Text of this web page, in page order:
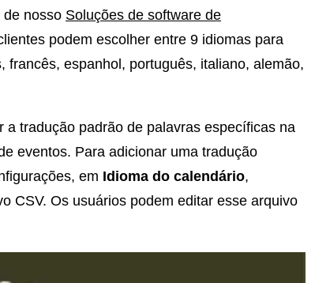
de nosso Soluções de software de
podem escolher entre 9 idiomas para
espanhol, português, italiano, alemão,
tradução padrão de palavras específicas na
eventos. Para adicionar uma tradução
em Idioma do calendário,
CSV. Os usuários podem editar esse arquivo